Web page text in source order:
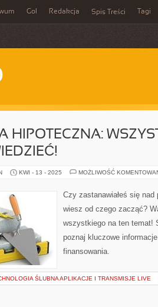
Gol Redakcja Spis Treści Tagi
HIPOTECZNA:
KWI - 13 - 2025 MOŻLIWOŚĆ
Czy zastanawiałeś się
wiesz od czego zacząć?
wszystkiego na ten temat!
poznaj kluczowe
finansowania.
ŚLUBNA APLIKACJE I TRANSMISJE LIVE